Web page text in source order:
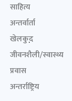
साहित्य
अन्तर्वार्ता
खेलकुद़़
जीवनशैली/स्वास्थ्य
प्रवास
अन्तर्राष्ट्रिय